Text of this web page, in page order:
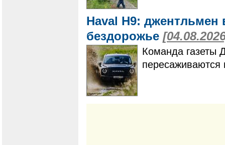
Haval H9:
бездорожье
Команда газеты
пересаживаются